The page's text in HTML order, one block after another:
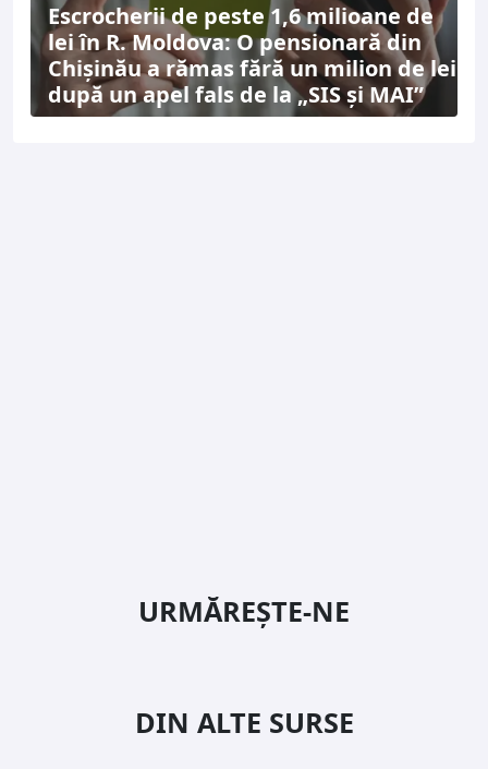
Escrocherii de peste 1,6 milioane de
lei în R. Moldova: O pensionară din
Chișinău a rămas fără un milion de lei
după un apel fals de la „SIS și MAI”
URMĂREȘTE-NE
DIN ALTE SURSE